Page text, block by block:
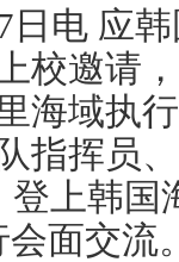
日电 应
校邀请
海域执
指挥员
上韩国
会面交流